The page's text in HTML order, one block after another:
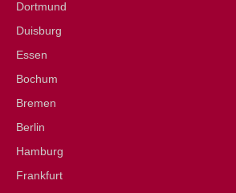
Dortmund
Duisburg
Essen
Bochum
Bremen
Berlin
Hamburg
Frankfurt